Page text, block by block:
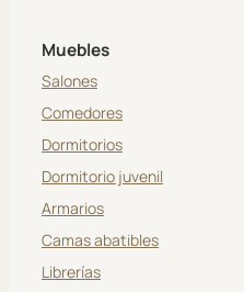
Muebles
Salones
Comedores
Dormitorios
Dormitorio juvenil
Armarios
Camas abatibles
Librerías